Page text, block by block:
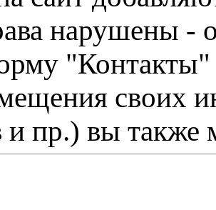
нарушены -
"Контакты"
своих
и пр.) вы также